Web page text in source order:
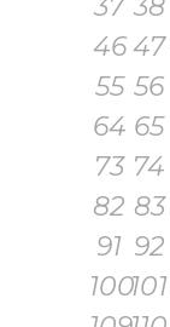
46 47
55 56
64 65
73 74
82 83
91 92
100101